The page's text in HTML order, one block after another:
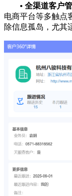
• 全渠道客户
电商平台等多触点
除信息孤岛，尤其